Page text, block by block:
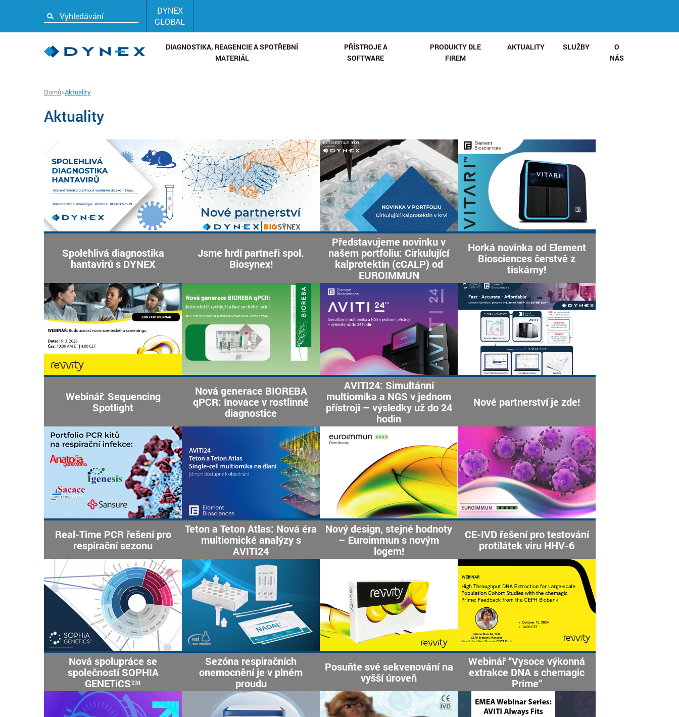
DYNEX
GLOBAL
DIAGNOSTIKA, REAGENCIE A SPOTŘEBNÍ
MATERIÁL
PŘÍSTROJE A
SOFTWARE
PRODUKTY DLE
FIREM
AKTUALITY SLUŽBY
O
NÁS
Domů>Aktuality
Aktuality
Spolehlivá diagnostika
hantavirů s DYNEX
Jsme hrdí partneři spol.
Biosynex!
Představujeme novinku v
našem portfoliu: Cirkulující
kalprotektin (cCALP) od
EUROIMMUN
Horká novinka od Element
Biosciences čerstvě z
tiskárny!
Webinář: Sequencing
Spotlight
Nová generace BIOREBA
qPCR: Inovace v rostlinné
diagnostice
AVITI24: Simultánní
multiomika a NGS v jednom
přístroji – výsledky už do 24
hodin
Nové partnerství je zde!
Real-Time PCR řešení pro
respirační sezonu
Teton a Teton Atlas: Nová éra
multiomické analýzy s
AVITI24
Nový design, stejné hodnoty
– Euroimmun s novým
logem!
CE-IVD řešení pro testování
protilátek viru HHV-6
Nová spolupráce se
společností SOPHIA
GENETiCS™
Sezóna respiračních
onemocnění je v plném
proudu
Posuňte své sekvenování na
vyšší úroveň
Webinář “Vysoce výkonná
extrakce DNA s chemagic
Prime“